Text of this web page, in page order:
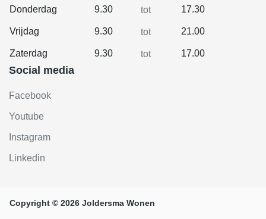
Donderdag 9.30 tot 17.30
Vrijdag 9.30 tot 21.00
Zaterdag 9.30 tot 17.00
Social media
Facebook
Youtube
Instagram
Linkedin
Copyright © 2026 Joldersma Wonen